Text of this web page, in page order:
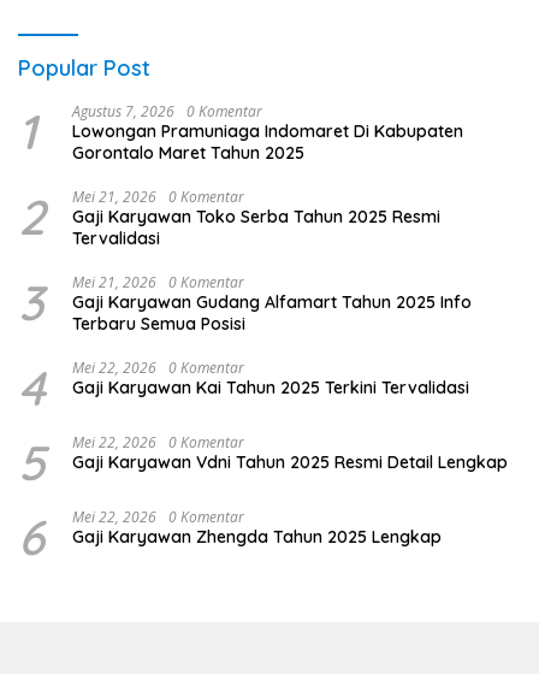
Popular Post
1 Agustus 7, 2026 0 Komentar
Lowongan Pramuniaga Indomaret Di Kabupaten
Gorontalo Maret Tahun 2025
2 Mei 21, 2026 0 Komentar
Gaji Karyawan Toko Serba Tahun 2025 Resmi
Tervalidasi
3 Mei 21, 2026 0 Komentar
Gaji Karyawan Gudang Alfamart Tahun 2025 Info
Terbaru Semua Posisi
4 Mei 22, 2026 0 Komentar
Gaji Karyawan Kai Tahun 2025 Terkini Tervalidasi
5 Mei 22, 2026 0 Komentar
Gaji Karyawan Vdni Tahun 2025 Resmi Detail Lengkap
6 Mei 22, 2026 0 Komentar
Gaji Karyawan Zhengda Tahun 2025 Lengkap